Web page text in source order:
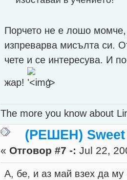
Порчето не е лошо момче,
изпреварва мисълта си.
чете и се интересува. И
жар! '>
The more you know about
(РЕШЕН) Sweet
« Отговор #7 -: Jul 22,
А, бе, и аз май взех да